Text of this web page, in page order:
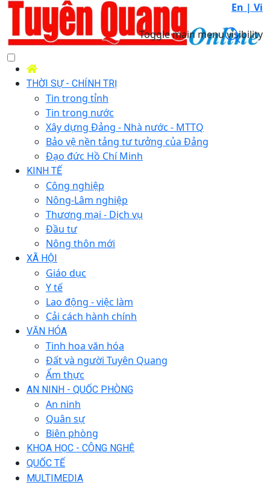
En | Vi
Toggle main menu visibility
THỜI SỰ - CHÍNH TRỊ
Tin trong tỉnh
Tin trong nước
Xây dựng Đảng - Nhà nước - MTTQ
Bảo vệ nền tảng tư tưởng của Đảng
Đạo đức Hồ Chí Minh
KINH TẾ
Công nghiệp
Nông-Lâm nghiệp
Thương mại - Dịch vụ
Đầu tư
Nông thôn mới
XÃ HỘI
Giáo dục
Y tế
Lao động - việc làm
Cải cách hành chính
VĂN HÓA
Tinh hoa văn hóa
Đất và người Tuyên Quang
Ẩm thực
AN NINH - QUỐC PHÒNG
An ninh
Quân sự
Biên phòng
KHOA HỌC - CÔNG NGHỆ
QUỐC TẾ
MULTIMEDIA